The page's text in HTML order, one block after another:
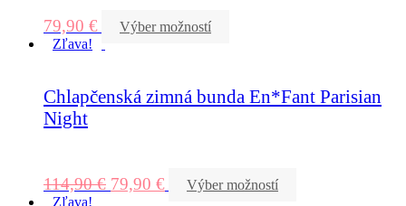
79,90 €
Výber možností
Zľava!
Chlapčenská zimná bunda En*Fant Parisian
Night
114,90€ 79,90 €
Výber možností
Zľava!